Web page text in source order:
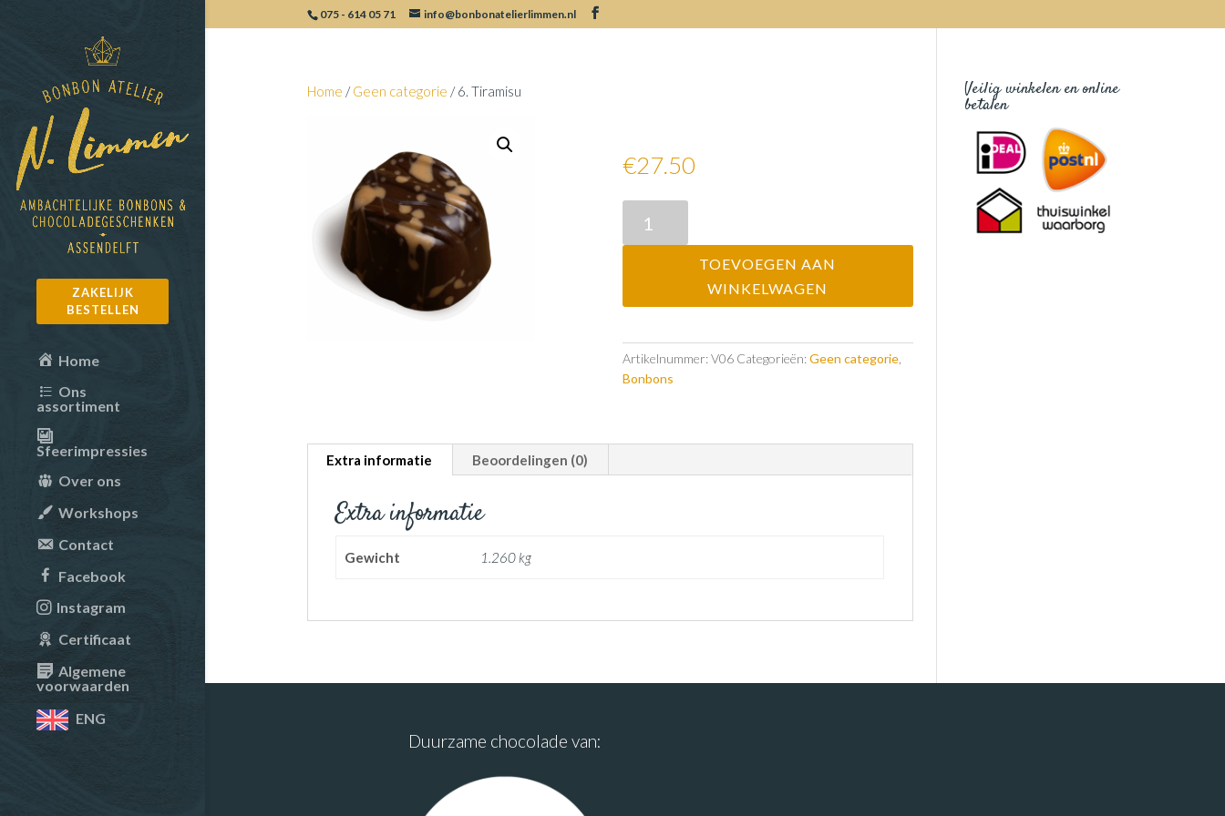
075 - 614 05 71 info@bonbonatelierlimmen.nl
ZAKELIJK
BESTELLEN
Home
Ons
assortiment
Sfeerimpressies
Over ons
Workshops
Contact
Facebook
Instagram
Certificaat
Algemene
voorwaarden
ENG
Home /Geen categorie / 6. Tiramisu
€27.50
Tiramisu
aantal
TOEVOEGEN AAN
WINKELWAGEN
Artikelnummer:V06 Categorieën:Geen categorie,
Bonbons
Extra informatie Beoordelingen (0)
Extra informatie
Gewicht 1.260 kg
Veilig winkelen en online
betalen
Duurzame chocolade van: